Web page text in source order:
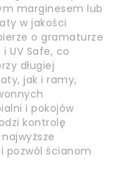
marginesem lub
w jakości
o gramaturze
UV Safe, co
długiej
jak i ramy,
i pokojów
kontrolę
pozwól ścianom